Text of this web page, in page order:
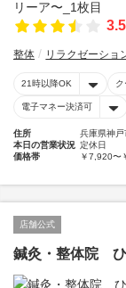
整体 リラクゼーショ
21時以降OK
電子マネー決済可
住所
兵庫県神
本日の営業状況 定休日
価格帯
￥7,920〜
店舗公式
鍼灸・整体院 ひ